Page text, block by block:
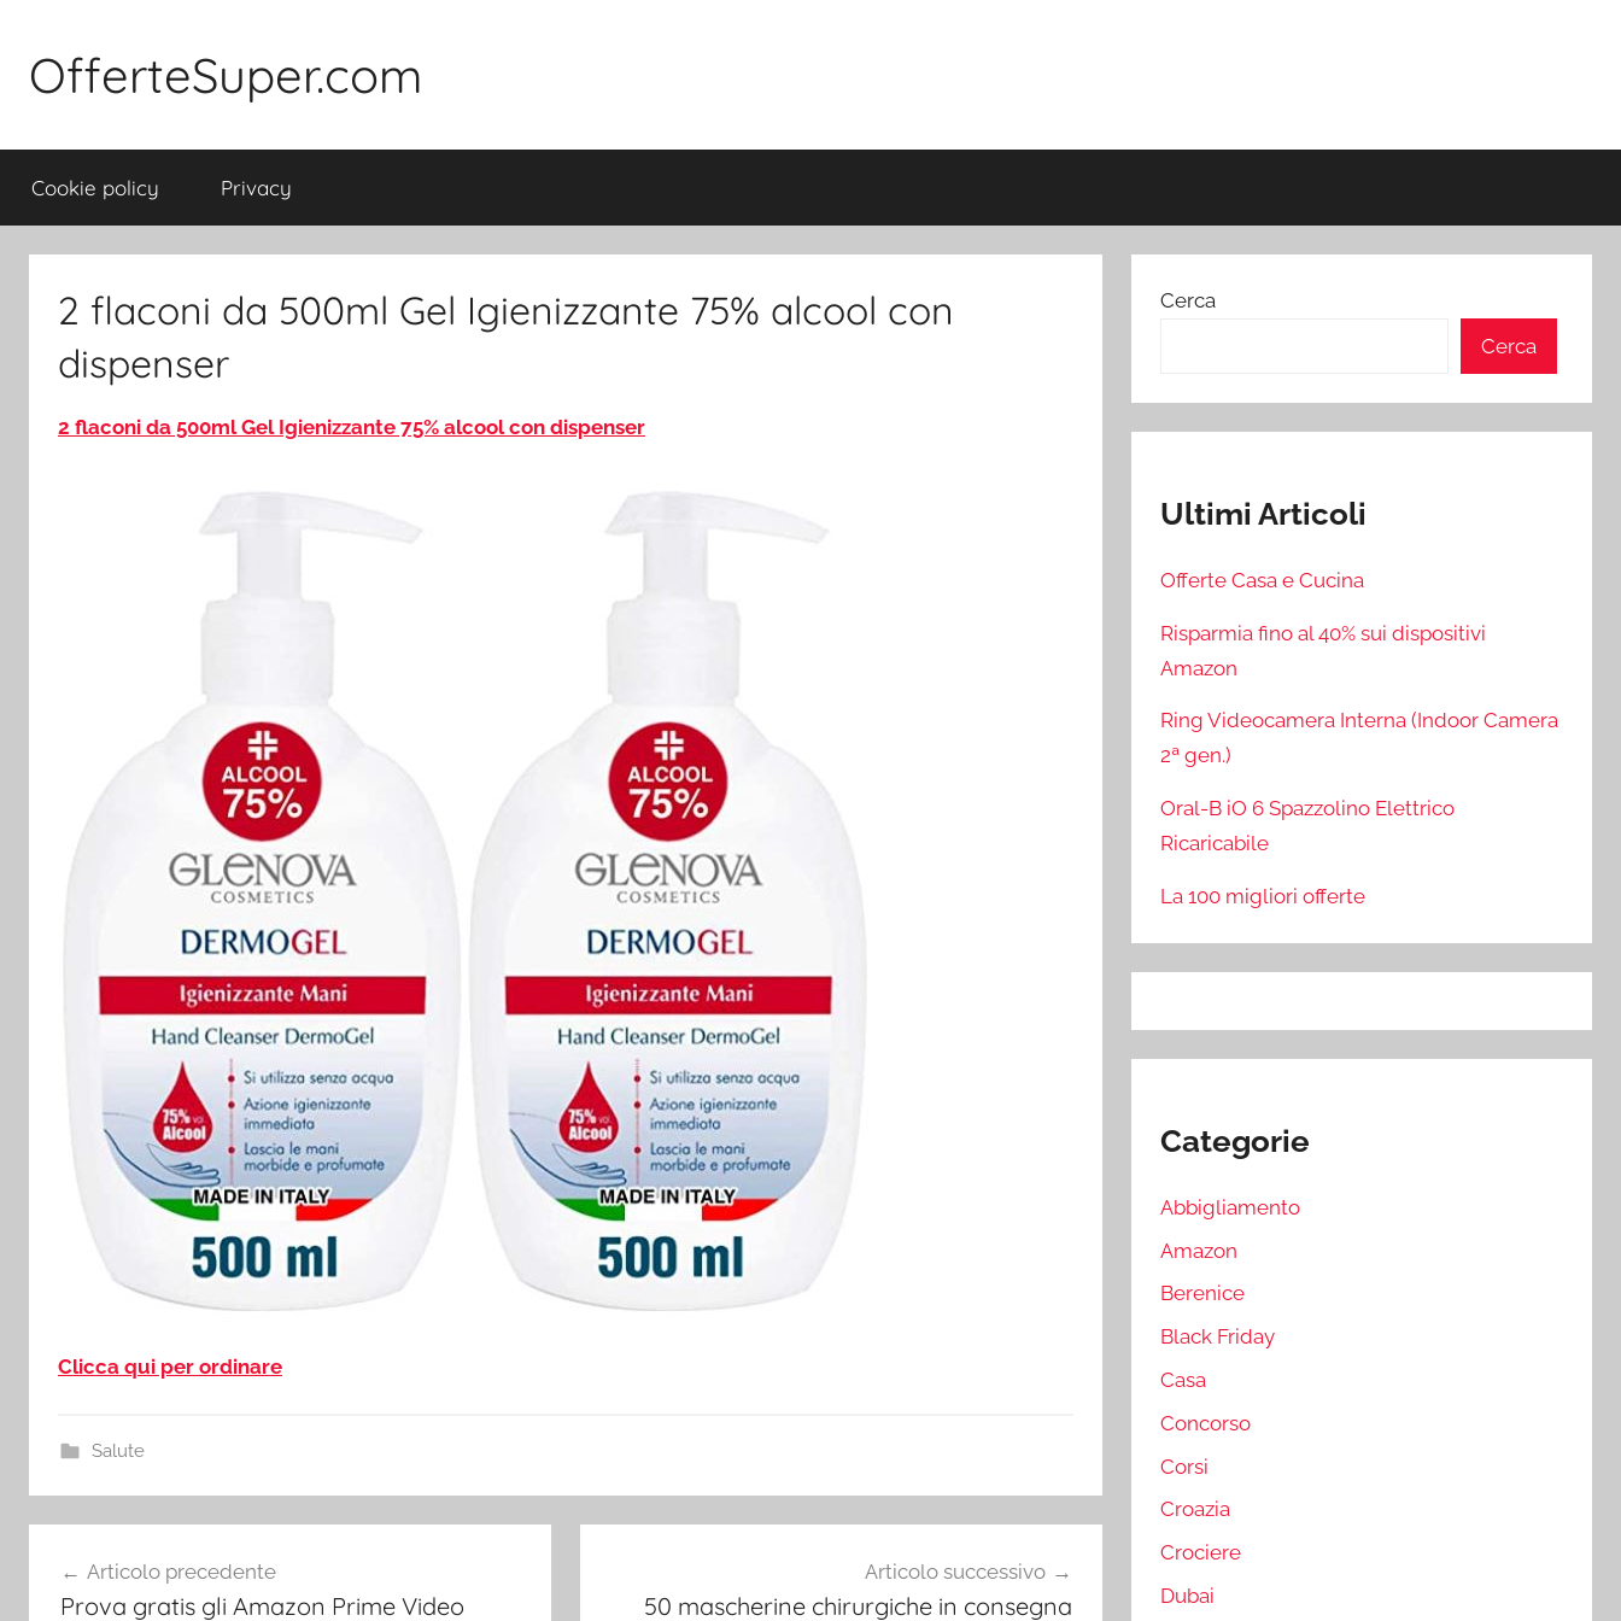
contenuto
OfferteSuper.com
Cookie policy Privacy
2 flaconi da 500ml Gel Igienizzante 75% alcool con
dispenser
2 flaconi da 500ml Gel Igienizzante 75% alcool con dispenser
Clicca qui per ordinare
Salute
articoli
Articolo precedente
Prova gratis gli Amazon Prime Video
Articolo successivo
50 mascherine chirurgiche in consegna
Cerca
Cerca
Ultimi Articoli
Offerte Casa e Cucina
Risparmia fino al 40% sui dispositivi
Amazon
Ring Videocamera Interna (Indoor Camera
2ª gen.)
Oral-B iO 6 Spazzolino Elettrico
Ricaricabile
La 100 migliori offerte
Categorie
Abbigliamento
Amazon
Berenice
Black Friday
Casa
Concorso
Corsi
Croazia
Crociere
Dubai